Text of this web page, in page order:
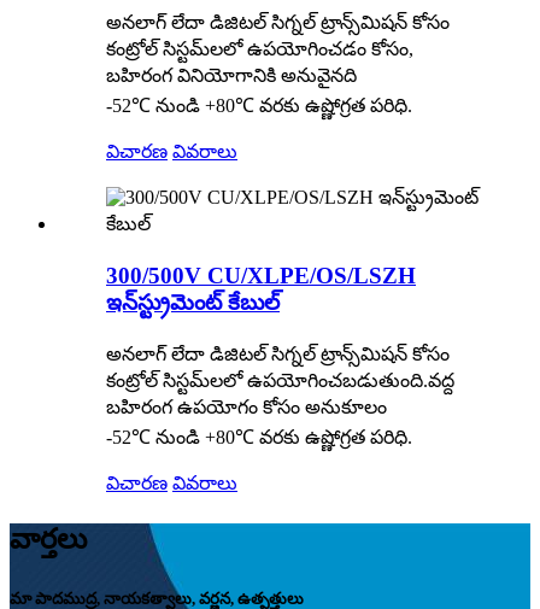
అనలాగ్ లేదా డిజిటల్ సిగ్నల్ ట్రాన్స్‌మిషన్ కోసం
కంట్రోల్ సిస్టమ్‌లలో ఉపయోగించడం కోసం,
బహిరంగ వినియోగానికి అనువైనది
-52℃ నుండి +80℃ వరకు ఉష్ణోగ్రత పరిధి.
విచారణ వివరాలు
300/500V CU/XLPE/OS/LSZH
ఇన్‌స్ట్రుమెంట్ కేబుల్
అనలాగ్ లేదా డిజిటల్ సిగ్నల్ ట్రాన్స్‌మిషన్ కోసం
కంట్రోల్ సిస్టమ్‌లలో ఉపయోగించబడుతుంది.వద్ద
బహిరంగ ఉపయోగం కోసం అనుకూలం
-52℃ నుండి +80℃ వరకు ఉష్ణోగ్రత పరిధి.
విచారణ వివరాలు
వార్తలు
మా పాదముద్ర, నాయకత్వాలు, వర్ణన, ఉత్పత్తులు